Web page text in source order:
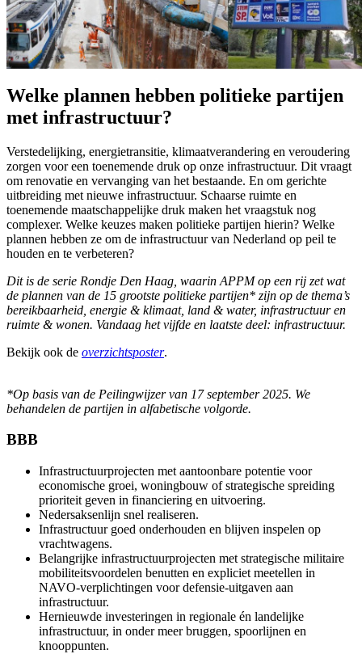
Welke plannen hebben politieke partijen
met infrastructuur?
Verstedelijking, energietransitie, klimaatverandering en veroudering
zorgen voor een toenemende druk op onze infrastructuur. Dit vraagt
om renovatie en vervanging van het bestaande. En om gerichte
uitbreiding met nieuwe infrastructuur. Schaarse ruimte en
toenemende maatschappelijke druk maken het vraagstuk nog
complexer. Welke keuzes maken politieke partijen hierin? Welke
plannen hebben ze om de infrastructuur van Nederland op peil te
houden en te verbeteren?
Dit is de serie Rondje Den Haag, waarin APPM op een rij zet wat
de plannen van de 15 grootste politieke partijen* zijn op de thema’s
bereikbaarheid, energie & klimaat, land & water, infrastructuur en
ruimte & wonen. Vandaag het vijfde en laatste deel: infrastructuur.
Bekijk ook de overzichtsposter.
*Op basis van de Peilingwijzer van 17 september 2025. We
behandelen de partijen in alfabetische volgorde.
BBB
Infrastructuurprojecten met aantoonbare potentie voor
economische groei, woningbouw of strategische spreiding
prioriteit geven in financiering en uitvoering.
Nedersaksenlijn snel realiseren.
Infrastructuur goed onderhouden en blijven inspelen op
vrachtwagens.
Belangrijke infrastructuurprojecten met strategische militaire
mobiliteitsvoordelen benutten en expliciet meetellen in
NAVO-verplichtingen voor defensie-uitgaven aan
infrastructuur.
Hernieuwde investeringen in regionale én landelijke
infrastructuur, in onder meer bruggen, spoorlijnen en
knooppunten.